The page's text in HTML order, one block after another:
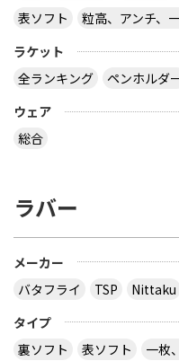
表ソフト
粒高、アンチ、
ラケット
全ランキング
ペンホルダ
ウェア
総合
ラバー
メーカー
バタフライ
TSP Nittaku
タイプ
裏ソフト
表ソフト 一枚